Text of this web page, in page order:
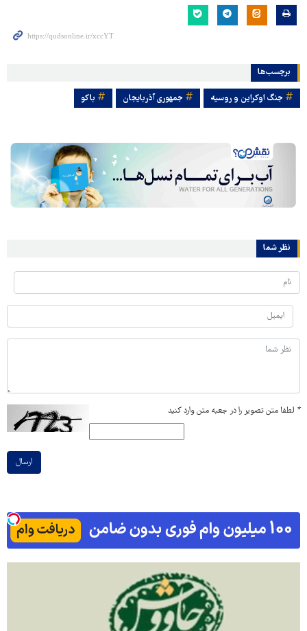
برچسب‌ها
جنگ اوکراین و روسیه جمهوری آذربایجان باکو
نظر شما
* لطفا متن تصویر را در جعبه متن وارد کنید
ارسال